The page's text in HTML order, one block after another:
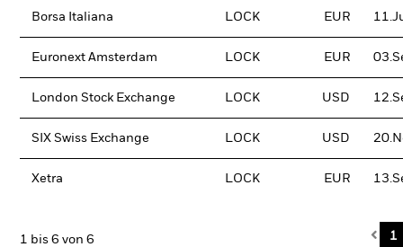
Borsa Italiana LOCK EUR
Euronext Amsterdam LOCK EUR
London Stock Exchange LOCK USD
SIX Swiss Exchange LOCK USD
Xetra LOCK EUR
1 bis 6 von 6 1